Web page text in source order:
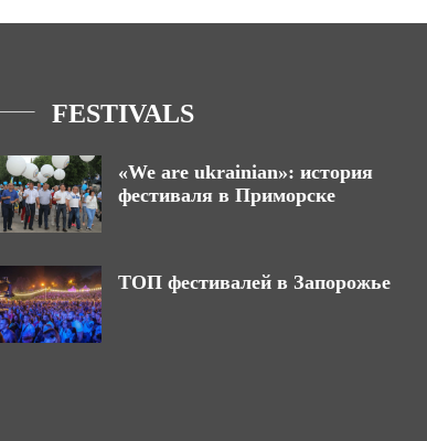
FESTIVALS
«We are ukrainian»: история
фестиваля в Приморске
ТОП фестивалей в Запорожье